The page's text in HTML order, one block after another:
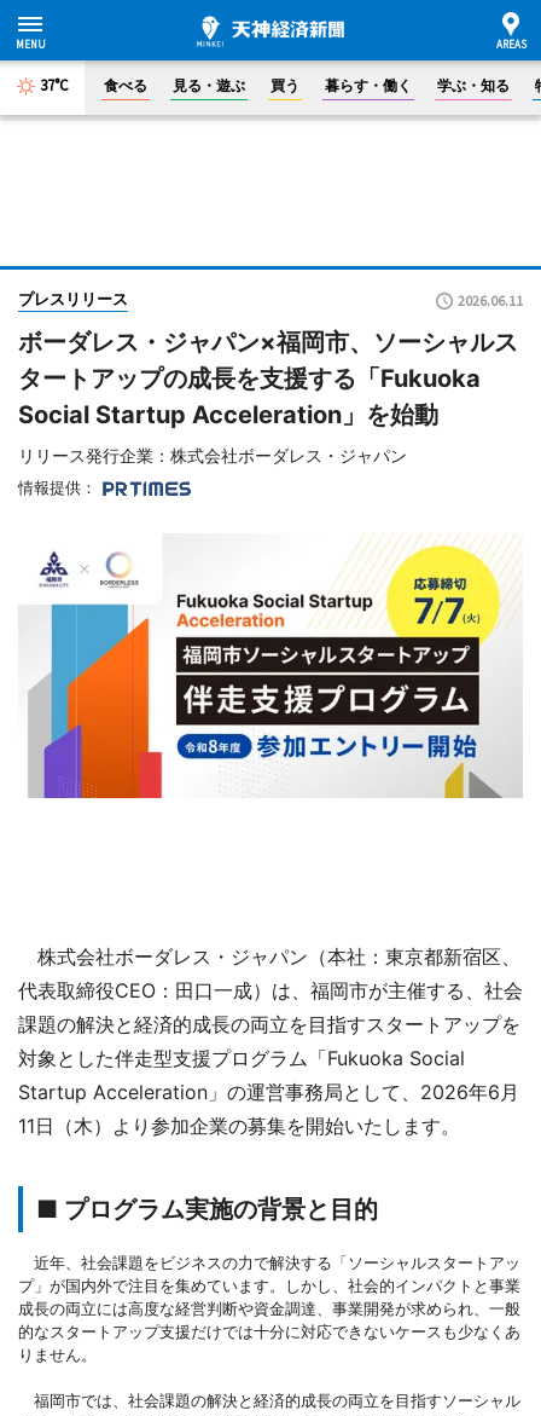
37°C 食べる 見る・遊ぶ 買う 暮らす・働く 学ぶ・知る
プレスリリース 2026.06.11
ボーダレス・ジャパン×福岡市、ソーシャルス
タートアップの成長を支援する「Fukuoka
Social Startup Acceleration」を始動
リリース発行企業：株式会社ボーダレス・ジャパン
情報提供：
株式会社ボーダレス・ジャパン（本社：東京都新宿区、
代表取締役CEO：田口一成）は、福岡市が主催する、社会
課題の解決と経済的成長の両立を目指すスタートアップを
対象とした伴走型支援プログラム「Fukuoka Social
Startup Acceleration」の運営事務局として、2026年6月
11日（木）より参加企業の募集を開始いたします。
■ プログラム実施の背景と目的
近年、社会課題をビジネスの力で解決する「ソーシャルスタートアッ
プ」が国内外で注目を集めています。しかし、社会的インパクトと事業
成長の両立には高度な経営判断や資金調達、事業開発が求められ、一般
的なスタートアップ支援だけでは十分に対応できないケースも少なくあ
りません。
福岡市では、社会課題の解決と経済的成長の両立を目指すソーシャル